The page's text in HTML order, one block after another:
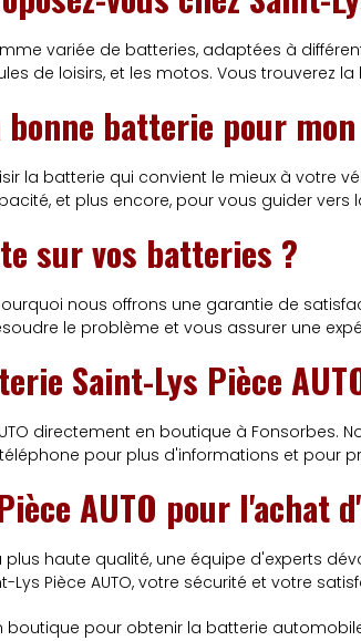
variée de batteries, adaptées à
de loisirs, et les motos. Vous trouverez
batterie pour
la batterie qui convient le mieux à votre
et plus encore, pour vous guider vers
sur vos batteries ?
nous offrons une garantie de
le problème et vous assurer une
Saint-Lys Pièce
directement en boutique à Fonsorbes.
pour plus d'informations et pour
AUTO pour l'achat
haute qualité, une équipe d'experts
Pièce AUTO, votre sécurité et votre
pour obtenir la batterie